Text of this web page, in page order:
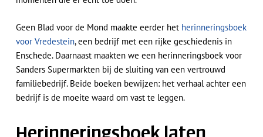
Geen Blad voor de Mond maakte eerder het herinneringsboek
voor Vredestein, een bedrijf met een rijke geschiedenis in
Enschede. Daarnaast maakten we een herinneringsboek voor
Sanders Supermarkten bij de sluiting van een vertrouwd
familiebedrijf. Beide boeken bewijzen: het verhaal achter een
bedrijf is de moeite waard om vast te leggen.